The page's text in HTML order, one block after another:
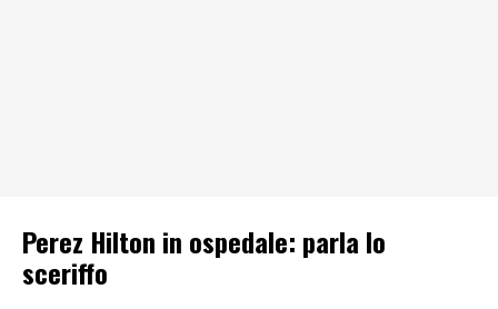
Perez Hilton in ospedale: parla lo
sceriffo